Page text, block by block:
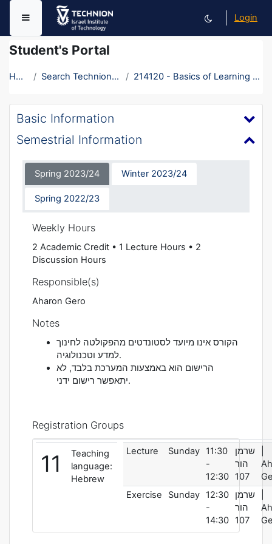
Skip to main content
Student's Portal
Home Search Technion Courses 214120 - Basics of Learning and Teaching
Basic Information
Semestrial Information
Spring 2023/24 Winter 2023/24
Spring 2022/23
Weekly Hours
2 Academic Credit • 1 Lecture Hours • 2
Discussion Hours
Responsible(s)
Aharon Gero
Notes
הקורס אינו מיועד לסטונדטים מהפקולטה לחינוך
למדע וטכנולוגיה.
הרישום הוא באמצעות המערכת בלבד, לא
יתאפשר רישום ידני.
Registration Groups
11
Teaching
language:
Hebrew
Lecture Sunday
11:30
-
12:30
שרמן
הור
107
Exercise
Sunday
12:30
-
14:30
שרמן
הור
107
Side panel Login